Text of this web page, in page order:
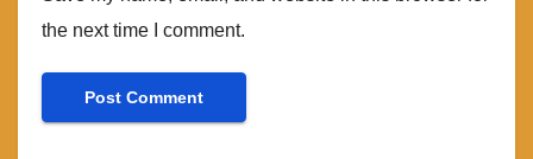
the next time I comment.